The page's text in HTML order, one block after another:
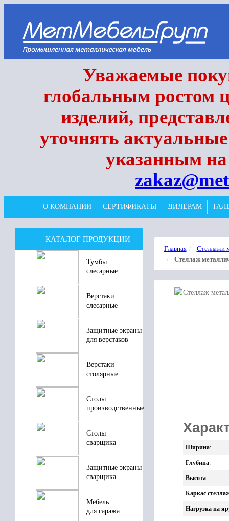
Уважаемые
глобальным ростом
изделий,
уточнять
указанным на
О КОМПАНИИ СЕРТИФИКАТЫ ДИЛЕРАМ
КАТАЛОГ ПРОДУКЦИИ
Тумбы
слесарные
Верстаки
слесарные
Защитные экраны
для верстаков
Верстаки
столярные
Столы
производственные
Столы
сварщика
Защитные экраны
сварщика
Мебель
для гаража
Главная
Стеллажи
Стеллаж
Ширина:
Глубина:
Высота:
Каркас
Нагрузка на